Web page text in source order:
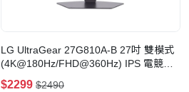
LG UltraGear 27G810A-B 27吋 雙模式
(4K@180Hz/FHD@360Hz) IPS 電競顯
示器
$2299 $2490